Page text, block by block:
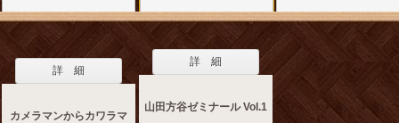
詳 細
カメラマンからカワラマ
詳 細
山田方谷ゼミナール Vol.1